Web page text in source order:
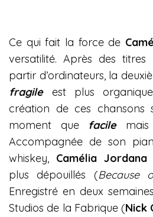
Ce qui fait la force de
versatilité. Après des titres
partir d’ordinateurs, la
fragile
est plus
création de ces chansons
moment que facile
Accompagnée de son
whiskey, Camélia Jordana
plus dépouillés (Because
Enregistré en deux
Studios de la Fabrique (Nick